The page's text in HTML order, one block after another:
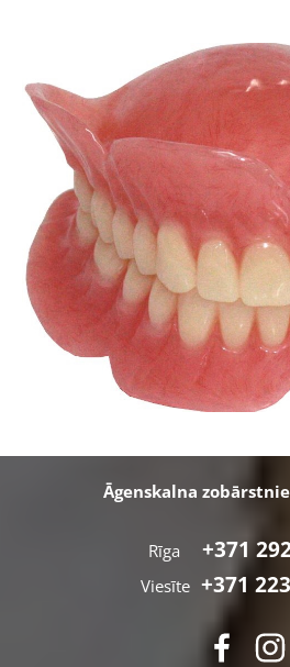
Āgenskalna
Rīga +371
Viesīte +371